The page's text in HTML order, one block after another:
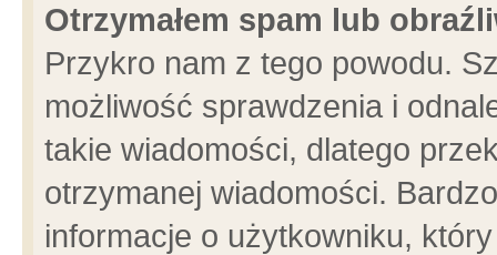
Otrzymałem spam lub
Przykro nam z tego powodu.
możliwość sprawdzenia i
takie wiadomości, dlatego
otrzymanej wiadomości.
informacje o użytkowniku,